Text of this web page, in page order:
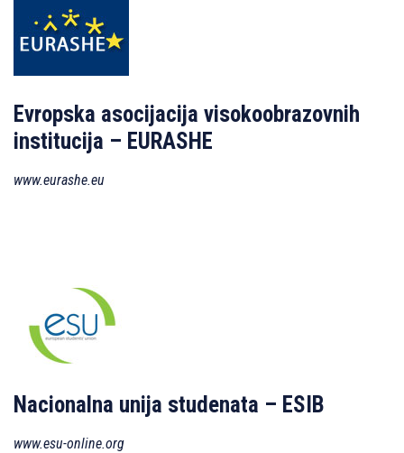
Evropska asocijacija visokoobrazovnih
institucija – EURASHE
www.eurashe.eu
Nacionalna unija studenata – ESIB
www.esu-online.org